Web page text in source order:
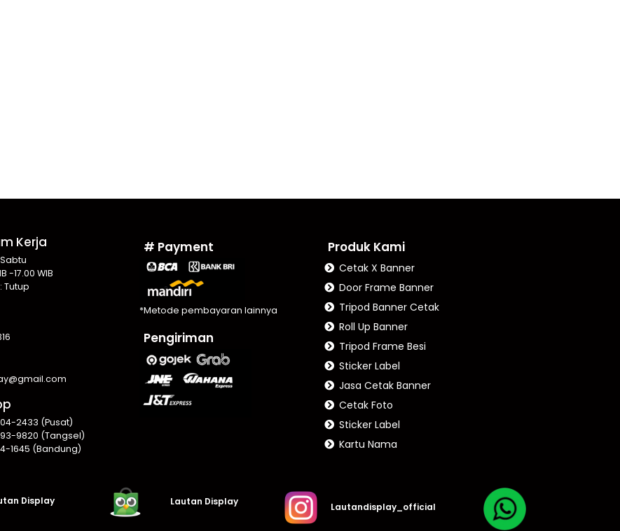
Kerja
-17.00 WIB
Tutup
2433 (Pusat)
9820 (Tangsel)
1645 (Bandung)
# Payment
*Metode pembayaran lainnya
Pengiriman
Produk Kami
Cetak X Banner
Door Frame Banner
Tripod Banner Cetak
Roll Up Banner
Tripod Frame Besi
Sticker Label
Jasa Cetak Banner
Cetak Foto
Sticker Label
Kartu Nama
Display Lautan Display
Lautandisplay_official